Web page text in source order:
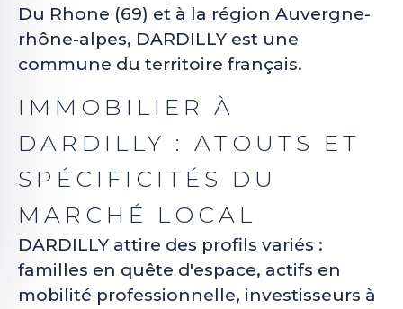
Du Rhone (69) et à la région Auvergne-
rhône-alpes, DARDILLY est une
commune du territoire français.
IMMOBILIER À
DARDILLY : ATOUTS ET
SPÉCIFICITÉS DU
MARCHÉ LOCAL
DARDILLY attire des profils variés :
familles en quête d'espace, actifs en
mobilité professionnelle, investisseurs à